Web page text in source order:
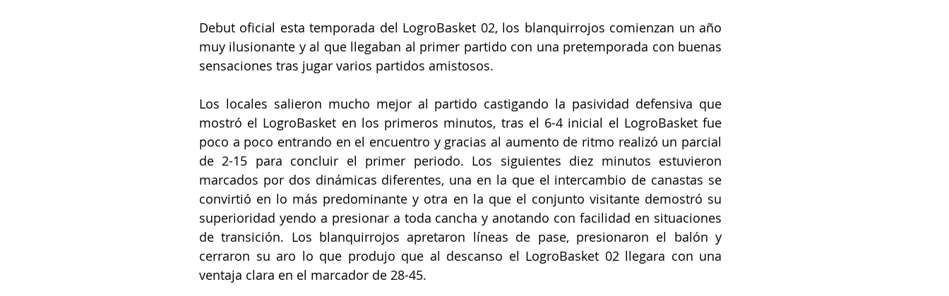
Debut oficial esta temporada del LogroBasket 02, los blanquirrojos comienzan un año
muy ilusionante y al que llegaban al primer partido con una pretemporada con buenas
sensaciones tras jugar varios partidos amistosos.
Los locales salieron mucho mejor al partido castigando la pasividad defensiva que
mostró el LogroBasket en los primeros minutos, tras el 6-4 inicial el LogroBasket fue
poco a poco entrando en el encuentro y gracias al aumento de ritmo realizó un parcial
de 2-15 para concluir el primer periodo. Los siguientes diez minutos estuvieron
marcados por dos dinámicas diferentes, una en la que el intercambio de canastas se
convirtió en lo más predominante y otra en la que el conjunto visitante demostró su
superioridad yendo a presionar a toda cancha y anotando con facilidad en situaciones
de transición. Los blanquirrojos apretaron líneas de pase, presionaron el balón y
cerraron su aro lo que produjo que al descanso el LogroBasket 02 llegara con una
ventaja clara en el marcador de 28-45.